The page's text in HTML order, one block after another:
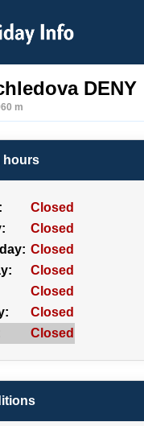
Info
DENY
m
hours
Closed
Closed
Closed
Closed
Closed
Closed
Closed